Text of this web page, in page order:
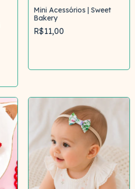
Mini Acessórios | Sweet
Bakery
R$11,00